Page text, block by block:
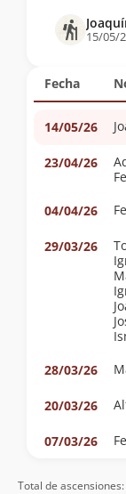
Fecha
14/05/26
23/04/26
04/04/26
29/03/26
28/03/26
20/03/26
07/03/26
15/05/
Total de